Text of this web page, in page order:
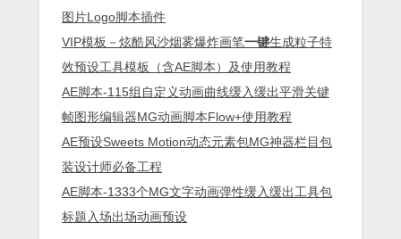
图片Logo脚本插件
VIP模板－炫酷风沙烟雾爆炸画笔一键生成粒子特
效预设工具模板（含AE脚本）及使用教程
AE脚本-115组自定义动画曲线缓入缓出平滑关键
帧图形编辑器MG动画脚本Flow+使用教程
AE预设Sweets Motion动态元素包MG神器栏目包
装设计师必备工程
AE脚本-1333个MG文字动画弹性缓入缓出工具包
标题入场出场动画预设